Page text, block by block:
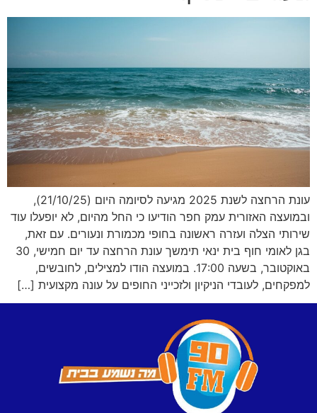
עונת הרחצה לשנת 2025 מגיעה לסיומה היום (21/10/25),
ובמועצה האזורית עמק חפר הודיעו כי החל מהיום, לא יופעלו עוד
שירותי הצלה ועזרה ראשונה בחופי מכמורת ונעורים. עם זאת,
בגן לאומי חוף בית ינאי תימשך עונת הרחצה עד יום חמישי, 30
באוקטובר, בשעה 17:00. במועצה הודו למצילים, לחובשים,
למפקחים, לעובדי הניקיון ולזכייני החופים על עונה מקצועית […]